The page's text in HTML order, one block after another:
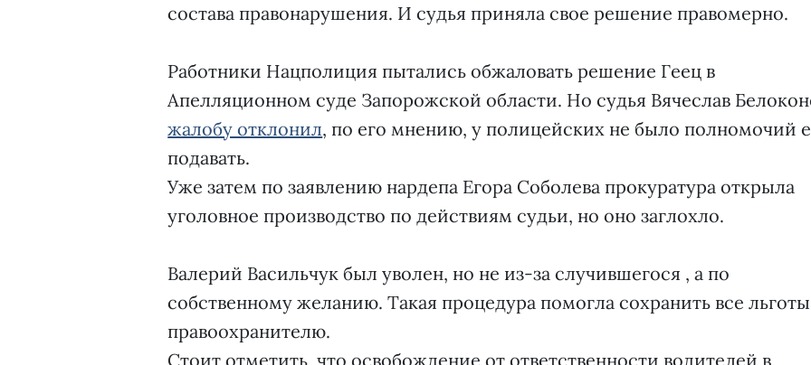
состава правонарушения. И судья приняла свое решение правомерно.
Работники Нацполиция пытались обжаловать решение Геец в
Апелляционном суде Запорожской области. Но судья Вячеслав
жалобу отклонил, по его мнению, у полицейских не было полномочий
подавать.
Уже затем по заявлению нардепа Егора Соболева прокуратура открыла
уголовное производство по действиям судьи, но оно заглохло.
Валерий Васильчук был уволен, но не из-за случившегося , а по
собственному желанию. Такая процедура помогла сохранить все
правоохранителю.
Стоит отметить, что освобождение от ответственности водителей в